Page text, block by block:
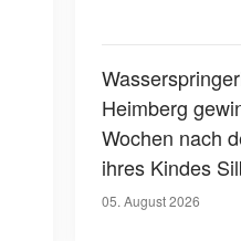
Heimberg
Wochen nach
ihres Kindes
– eine
05. August 2026